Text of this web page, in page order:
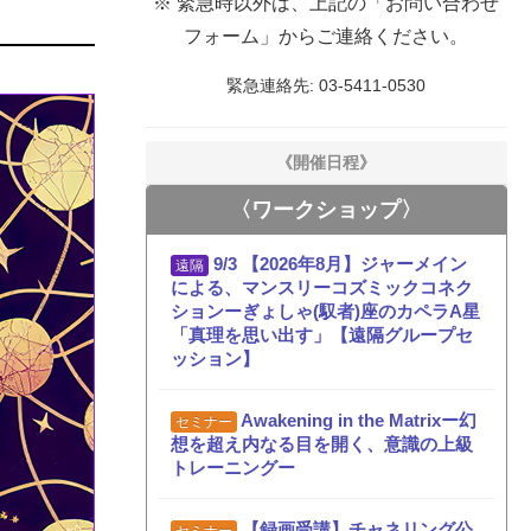
フォーム」からご連絡ください。
緊急連絡先: 03-5411-0530
《開催日程》
〈ワークショップ〉
遠隔 9/3
【2026年8月】ジャーメイン
による、マンスリーコズミックコネク
ションーぎょしゃ(馭者)座のカペラA星
「真理を思い出す」【遠隔グループセ
ッション】
セミナー Awakening in the Matrixー幻
想を超え内なる目を開く、意識の上級
トレーニングー